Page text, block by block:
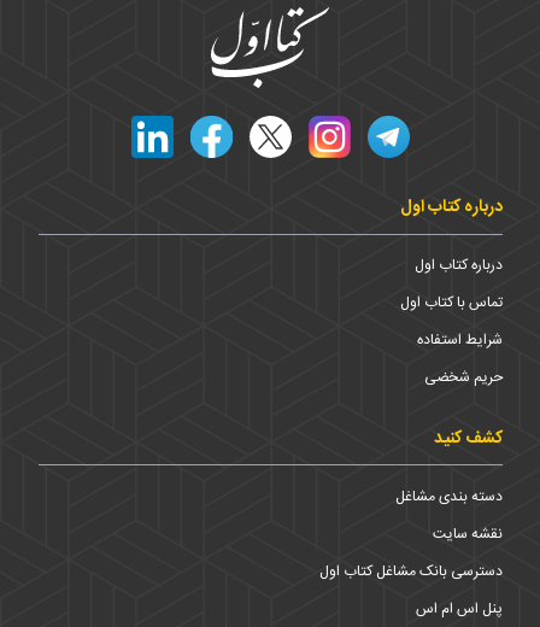
درباره کتاب اول
درباره کتاب اول
تماس با کتاب اول
شرایط استفاده
حریم شخضی
کشف کنید
دسته بندی مشاغل
نقشه سایت
دسترسی بانک مشاغل کتاب اول
پنل اس ام اس